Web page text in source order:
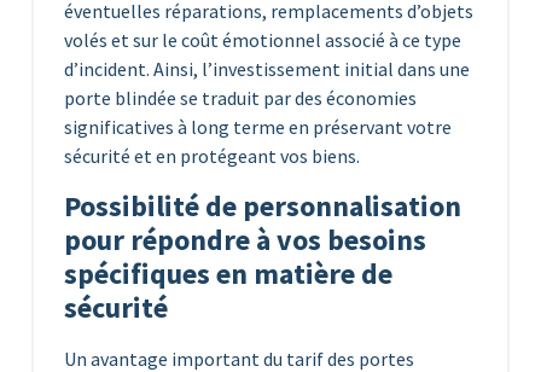
éventuelles réparations, remplacements d’objets
volés et sur le coût émotionnel associé à ce type
d’incident. Ainsi, l’investissement initial dans une
porte blindée se traduit par des économies
significatives à long terme en préservant votre
sécurité et en protégeant vos biens.
Possibilité de personnalisation
pour répondre à vos besoins
spécifiques en matière de
sécurité
Un avantage important du tarif des portes